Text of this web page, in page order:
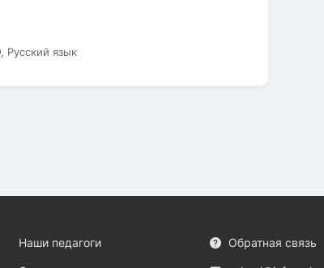
Русский язык
Наши педагоги Обратная связь